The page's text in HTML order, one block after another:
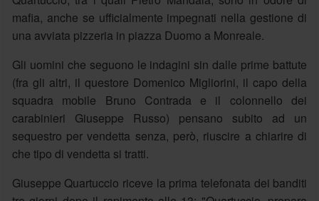
mafia, anche se ufficialmente impegnati nella gestione di
una avviata pizzeria in piazza Duomo a Monreale.
Gli uomini che seguono le indagini sin dalle prime battute
(fra gli altri, il questore Domenico Migliorini, il capo della
squadra mobile Bruno Contrada e il colonnello dei
carabinieri Giuseppe Russo) pensano subito ad un
sequestro per vendetta senza, però, riuscire a chiarire di
che tipo di vendetta si tratti.
Giuseppe Quartuccio riceve la prima telefonata dei banditi